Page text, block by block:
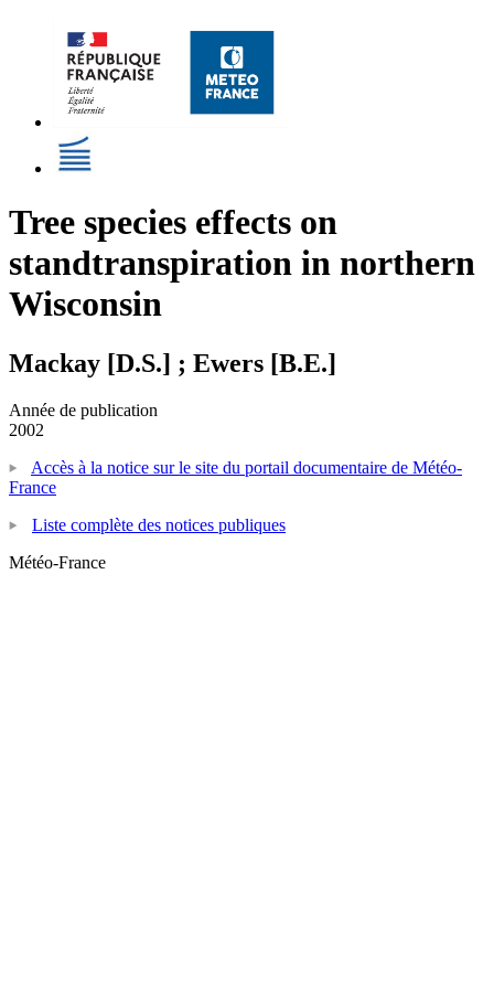
Tree species effects on
standtranspiration in northern
Wisconsin
Mackay [D.S.] ; Ewers [B.E.]
Année de publication
2002
Accès à la notice sur le site du portail documentaire de Météo-
France
Liste complète des notices publiques
Météo-France